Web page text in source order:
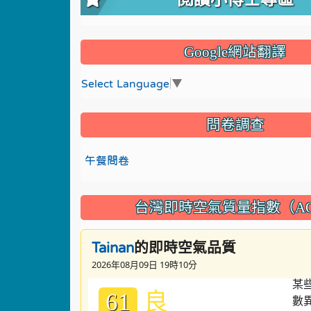
Google網站翻譯
Select Language ▼
問卷調查
午餐問卷
台灣即時空氣質量指數（
Tainan的即時空氣品質
2026年08月09日 19時10分
61 良